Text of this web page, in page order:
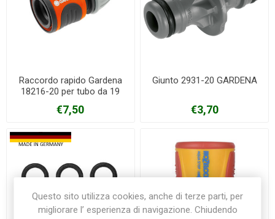
Raccordo rapido Gardena
18216-20 per tubo da 19
€7,50
Giunto 2931-20 GARDENA
€3,70
Questo sito utilizza cookies, anche di terze parti, per
migliorare l’ esperienza di navigazione. Chiudendo